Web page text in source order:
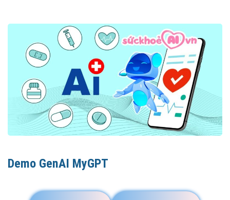
Demo GenAI MyGPT